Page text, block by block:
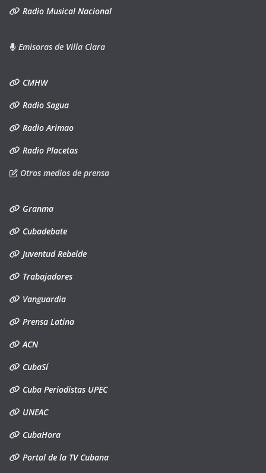
Radio Musical Nacional
Emisoras de Villa Clara
CMHW
Radio Sagua
Radio Arimao
Radio Placetas
Otros medios de prensa
Granma
Cubadebate
Juventud Rebelde
Trabajadores
Vanguardia
Prensa Latina
ACN
CubaSí
Cuba Periodistas UPEC
UNEAC
CubaHora
Portal de la TV Cubana